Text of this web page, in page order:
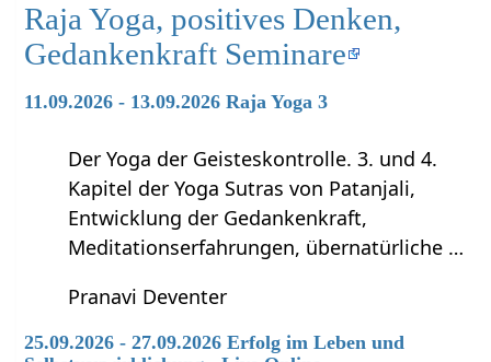
Raja Yoga, positives Denken,
Gedankenkraft Seminare
11.09.2026 - 13.09.2026 Raja Yoga 3
Der Yoga der Geisteskontrolle. 3. und 4.
Kapitel der Yoga Sutras von Patanjali,
Entwicklung der Gedankenkraft,
Meditationserfahrungen, übernatürliche …
Pranavi Deventer
25.09.2026 - 27.09.2026 Erfolg im Leben und